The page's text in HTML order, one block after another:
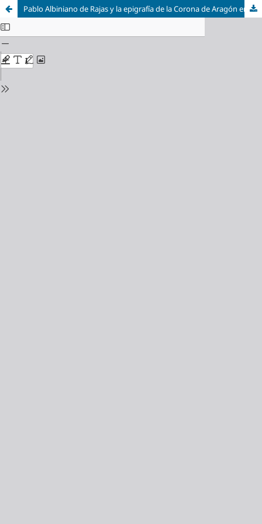
Pablo Albiniano de Rajas y la epigrafía de la Corona de Aragón en los manuscritos de la Biblioteca Nacional de Madrid